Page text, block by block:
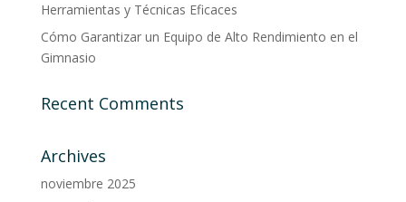
Herramientas y Técnicas Eficaces
Cómo Garantizar un Equipo de Alto Rendimiento en el
Gimnasio
Recent Comments
Archives
noviembre 2025